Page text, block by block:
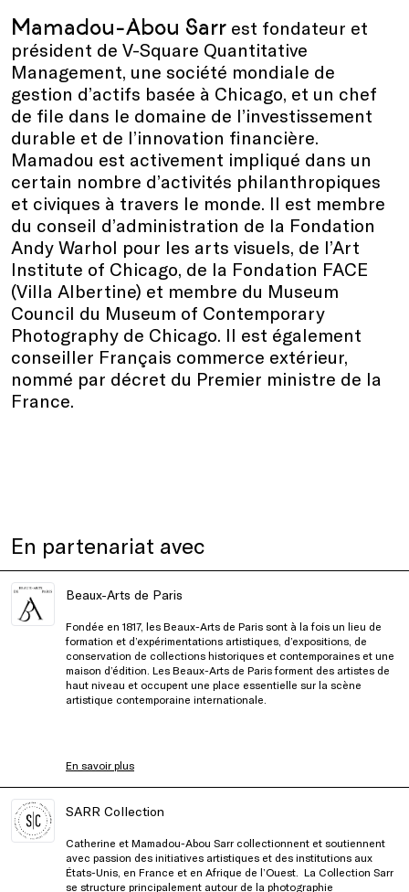
Mamadou-Abou Sarr est fondateur et
président de V-Square Quantitative
Management, une société mondiale de
gestion d’actifs basée à Chicago, et un chef
de file dans le domaine de l’investissement
durable et de l’innovation financière.
Mamadou est activement impliqué dans un
certain nombre d’activités philanthropiques
et civiques à travers le monde. Il est membre
du conseil d’administration de la Fondation
Andy Warhol pour les arts visuels, de l’Art
Institute of Chicago, de la Fondation FACE
(Villa Albertine) et membre du Museum
Council du Museum of Contemporary
Photography de Chicago. Il est également
conseiller Français commerce extérieur,
nommé par décret du Premier ministre de la
France.
En partenariat avec
Beaux-Arts de Paris
Fondée en 1817, les Beaux-Arts de Paris sont à la fois un lieu de
formation et d’expérimentations artistiques, d’expositions, de
conservation de collections historiques et contemporaines et une
maison d’édition. Les Beaux-Arts de Paris forment des artistes de
haut niveau et occupent une place essentielle sur la scène
artistique contemporaine internationale.
En savoir plus
SARR Collection
Catherine et Mamadou-Abou Sarr collectionnent et soutiennent
avec passion des initiatives artistiques et des institutions aux
États-Unis, en France et en Afrique de l’Ouest. La Collection Sarr
se structure principalement autour de la photographie